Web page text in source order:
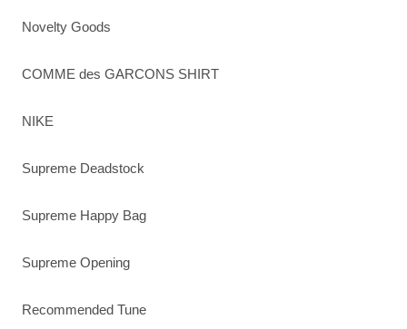
Novelty Goods
COMME des GARCONS SHIRT
NIKE
Supreme Deadstock
Supreme Happy Bag
Supreme Opening
Recommended Tune